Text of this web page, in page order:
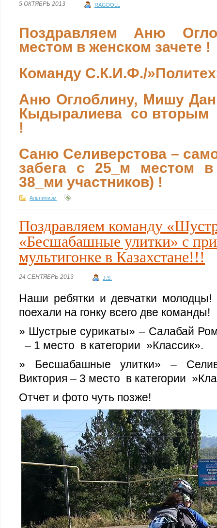
5 ОКТЯБРЬ 2013 RAGDOLL
Поздравляем Аню
местом в женском зачете !
Команду С.К.И.Ф./
Аню Оглоблину, Мишу
Кыдыралиева со вторым
!
Саню Селиверстова –
забега с 25_м местом
38_ми участников) !
Альпинизм
Поздравляем команду
«Бесшабашные улитки» с
мультигонке в Казахстане!!!
24 СЕНТЯБРЬ 2013 J.S.
Наши ребятки и девчатки
поехали на гонку всего две команды!
» Шустрые сурикаты» – Салабай
– 1 место в категории »Классик».
» Бесшабашные улитки» –
Виктория – 3 место в категории
Отчет и фото чуть позже!